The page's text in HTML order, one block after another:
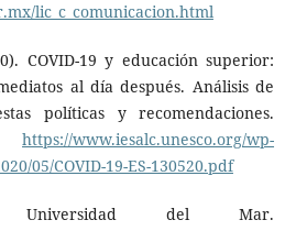
lic_c_comunicacion.html
COVID-19 y educación superior:
al día después. Análisis de
políticas y recomendaciones.
https://www.iesalc.unesco.org/wp-
05/COVID-19-ES-130520.pdf
Universidad del Mar.